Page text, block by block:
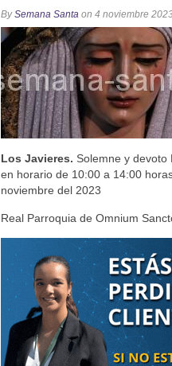
Gitanos: Besamanos
Besamanos del Señor
Solemne y devoto
Misa Solemne en
BySemana Santa on 4 noviembre
Los Javieres. Solemne y
en horario de 10:00 a 14:00
noviembre del 2023
Real Parroquia de Omnium